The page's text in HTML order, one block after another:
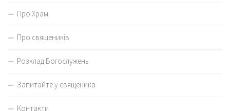
Про Храм
Про священиків
Розклад Богослужень
Запитайте у священика
Контакти